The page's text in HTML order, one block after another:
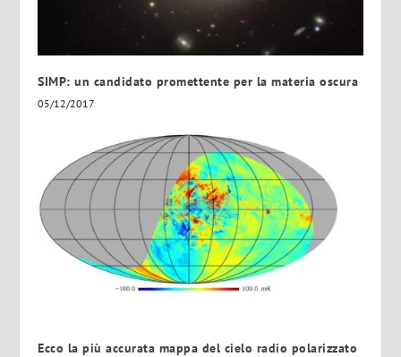
SIMP: un candidato promettente per la materia oscura
05/12/2017
Ecco la più accurata mappa del cielo radio polarizzato